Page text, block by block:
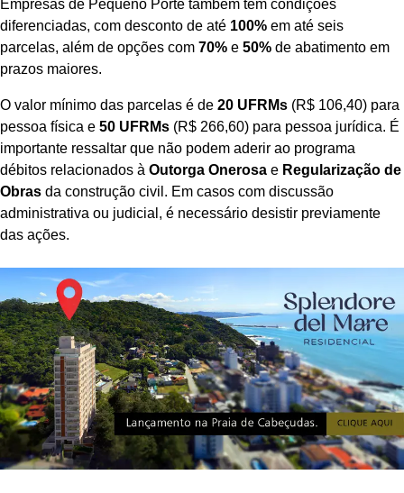
Empresas de Pequeno Porte também têm condições
diferenciadas, com desconto de até 100% em até seis
parcelas, além de opções com 70% e 50% de abatimento em
prazos maiores.
O valor mínimo das parcelas é de 20 UFRMs (R$ 106,40) para
pessoa física e 50 UFRMs (R$ 266,60) para pessoa jurídica. É
importante ressaltar que não podem aderir ao programa
débitos relacionados à Outorga Onerosa e Regularização de
Obras da construção civil. Em casos com discussão
administrativa ou judicial, é necessário desistir previamente
das ações.